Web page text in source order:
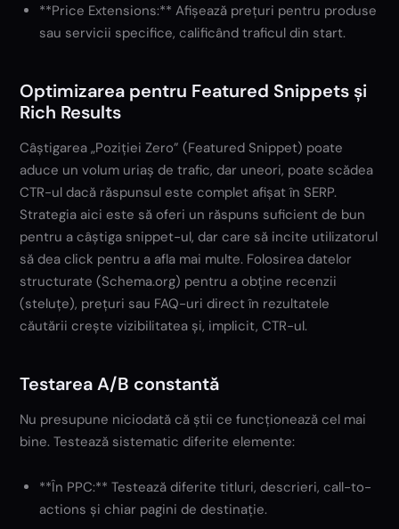
**Price Extensions:** Afișează prețuri pentru produse
sau servicii specifice, calificând traficul din start.
Optimizarea pentru Featured Snippets și
Rich Results
Câștigarea „Poziției Zero” (Featured Snippet) poate
aduce un volum uriaș de trafic, dar uneori, poate scădea
CTR-ul dacă răspunsul este complet afișat în SERP.
Strategia aici este să oferi un răspuns suficient de bun
pentru a câștiga snippet-ul, dar care să incite utilizatorul
să dea click pentru a afla mai multe. Folosirea datelor
structurate (Schema.org) pentru a obține recenzii
(steluțe), prețuri sau FAQ-uri direct în rezultatele
căutării crește vizibilitatea și, implicit, CTR-ul.
Testarea A/B constantă
Nu presupune niciodată că știi ce funcționează cel mai
bine. Testează sistematic diferite elemente:
**În PPC:** Testează diferite titluri, descrieri, call-to-
actions și chiar pagini de destinație.